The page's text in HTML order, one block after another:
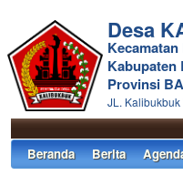
Desa
Kabupaten
Provinsi
JL. Kalibukbuk
Beranda Berita